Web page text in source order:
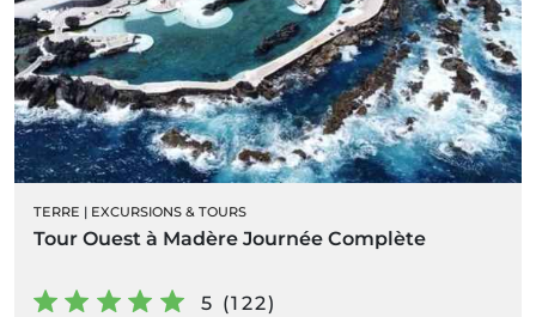
TERRE | EXCURSIONS & TOURS
Tour Ouest à Madère Journée Complète
5 (122)